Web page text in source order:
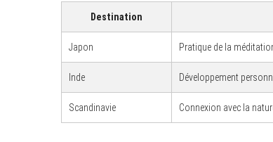
Destination
Japon Pratique de la
Inde Développement
Scandinavie Connexion avec la